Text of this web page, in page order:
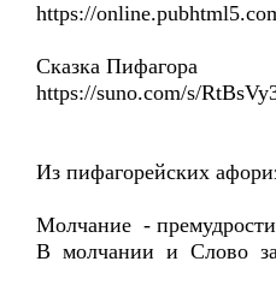
https://
Сказка Пифагора
https://suno.com/s/
Из пифагорейских
Молчание -
В молчании и Слово